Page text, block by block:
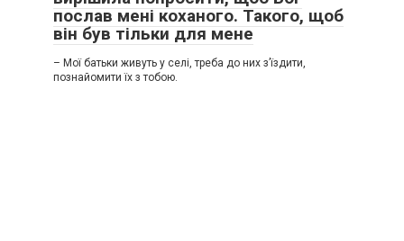
послав мені коханого. Такого, щоб
він був тільки для мене
– Мої батьки живуть у селі, треба до них з’їздити,
познайомити їх з тобою.